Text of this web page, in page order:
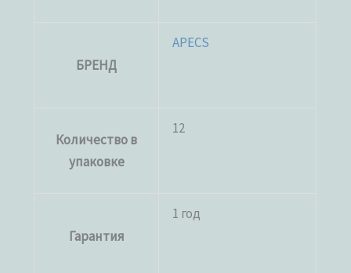
БРЕНД
APECS
Количество в
упаковке
12
Гарантия
1 год